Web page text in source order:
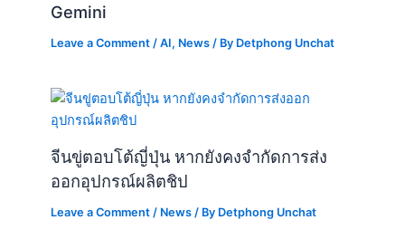
Gemini
Leave a Comment /AI, News / By Detphong Unchat
จีนขู่ตอบโต้ญี่ปุ่น หากยังคงจำกัดการส่ง
ออกอุปกรณ์ผลิตชิป
Leave a Comment / News / By Detphong Unchat